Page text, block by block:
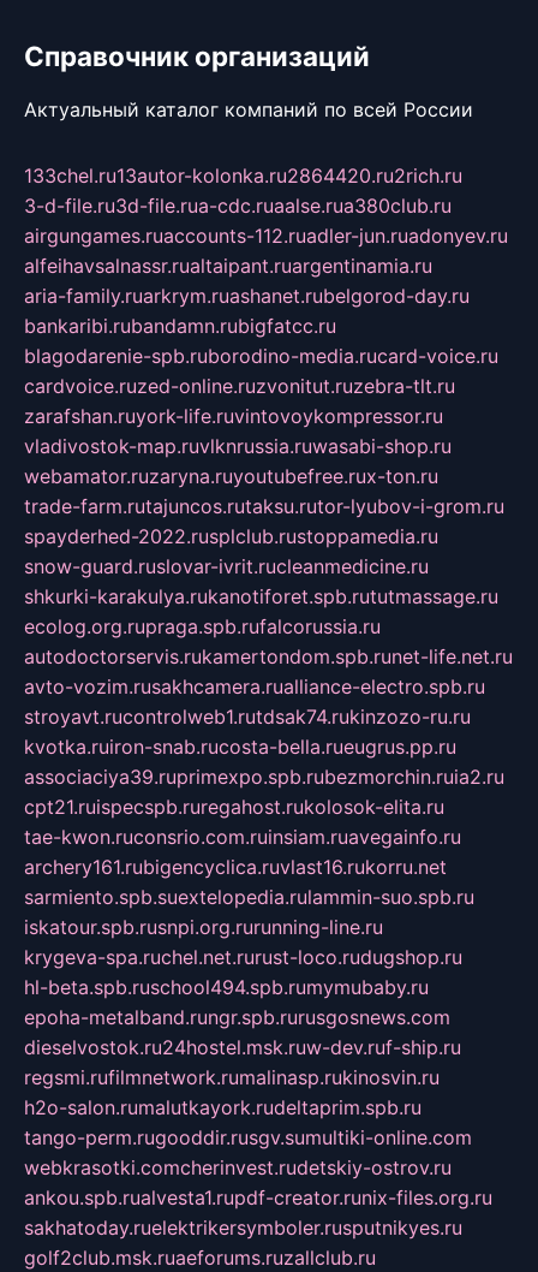
Справочник организаций
Актуальный каталог компаний по всей России
133chel.ru13autor-kolonka.ru2864420.ru2rich.ru
3-d-file.ru3d-file.rua-cdc.ruaalse.rua380club.ru
airgungames.ruaccounts-112.ruadler-jun.ruadonyev.ru
alfeihavsalnassr.rualtaipant.ruargentinamia.ru
aria-family.ruarkrym.ruashanet.rubelgorod-day.ru
bankaribi.rubandamn.rubigfatcc.ru
blagodarenie-spb.ruborodino-media.rucard-voice.ru
cardvoice.ruzed-online.ruzvonitut.ruzebra-tlt.ru
zarafshan.ruyork-life.ruvintovoykompressor.ru
vladivostok-map.ruvlknrussia.ruwasabi-shop.ru
webamator.ruzaryna.ruyoutubefree.rux-ton.ru
trade-farm.rutajuncos.rutaksu.rutor-lyubov-i-grom.ru
spayderhed-2022.rusplclub.rustoppamedia.ru
snow-guard.ruslovar-ivrit.rucleanmedicine.ru
shkurki-karakulya.rukanotiforet.spb.rututmassage.ru
ecolog.org.rupraga.spb.rufalcorussia.ru
autodoctorservis.rukamertondom.spb.runet-life.net.ru
avto-vozim.rusakhcamera.rualliance-electro.spb.ru
stroyavt.rucontrolweb1.rutdsak74.rukinzozo-ru.ru
kvotka.ruiron-snab.rucosta-bella.rueugrus.pp.ru
associaciya39.ruprimexpo.spb.rubezmorchin.ruia2.ru
cpt21.ruispecspb.ruregahost.rukolosok-elita.ru
tae-kwon.ruconsrio.com.ruinsiam.ruavegainfo.ru
archery161.rubigencyclica.ruvlast16.rukorru.net
sarmiento.spb.suextelopedia.rulammin-suo.spb.ru
iskatour.spb.rusnpi.org.rurunning-line.ru
krygeva-spa.ruchel.net.rurust-loco.rudugshop.ru
hl-beta.spb.ruschool494.spb.rumymubaby.ru
epoha-metalband.rungr.spb.rurusgosnews.com
dieselvostok.ru24hostel.msk.ruw-dev.ruf-ship.ru
regsmi.rufilmnetwork.rumalinasp.rukinosvin.ru
h2o-salon.rumalutkayork.rudeltaprim.spb.ru
tango-perm.rugooddir.rusgv.sumultiki-online.com
webkrasotki.comcherinvest.rudetskiy-ostrov.ru
ankou.spb.rualvesta1.rupdf-creator.runix-files.org.ru
sakhatoday.ruelektrikersymboler.rusputnikyes.ru
golf2club.msk.ruaeforums.ruzallclub.ru